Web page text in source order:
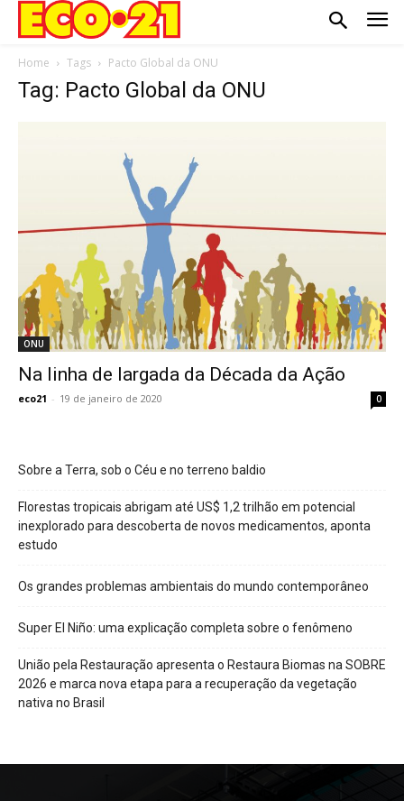
Home Tags Pacto Global da ONU
Tag: Pacto Global da ONU
ONU
Na linha de largada da Década da Ação
eco21 - 19 de janeiro de 2020 0
Sobre a Terra, sob o Céu e no terreno baldio
Florestas tropicais abrigam até US$ 1,2 trilhão em potencial
inexplorado para descoberta de novos medicamentos, aponta
estudo
Os grandes problemas ambientais do mundo contemporâneo
Super El Niño: uma explicação completa sobre o fenômeno
União pela Restauração apresenta o Restaura Biomas na SOBRE
2026 e marca nova etapa para a recuperação da vegetação
nativa no Brasil